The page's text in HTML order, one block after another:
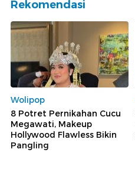
Rekomendasi
Wolipop
8 Potret Pernikahan Cucu
Megawati, Makeup
Hollywood Flawless Bikin
Pangling